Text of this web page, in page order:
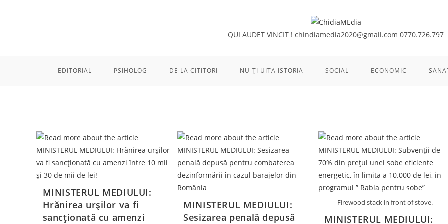
QUI AUDET VINCIT ! chindiamedia2020@gmail.com 0770.726.797
EDITORIAL PSIHOLOG DE LA CITITORI NU-ȚI UITA ISTORIA SOCIAL ECONOMIC
MINISTERUL MEDIULUI:
Hrănirea urșilor va fi
sancționată cu amenzi
MINISTERUL MEDIULUI:
Sesizarea penală depusă
Firewood stack in front of stove.
MINISTERUL MEDIULUI: